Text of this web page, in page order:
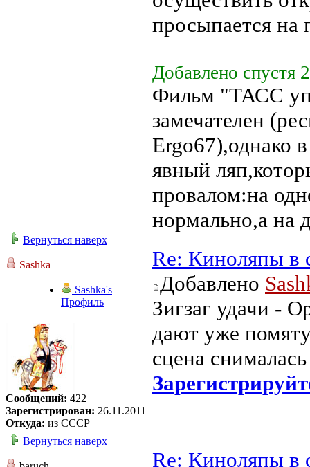
просыпается на
Добавлено спустя
Фильм "ТАСС
замечателен
Ergo67),однако
явный
провалом:на
нормально,а на
Вернуться наверх
Sashka
Sashka's
Профиль
Сообщений: 422
Зарегистрирован: 26.11.2011
Откуда: из СССР
Re: Киноляпы в
Добавлено
Зигзаг удачи -
дают уже
сцена
Вернуться наверх
Re: Киноляпы в